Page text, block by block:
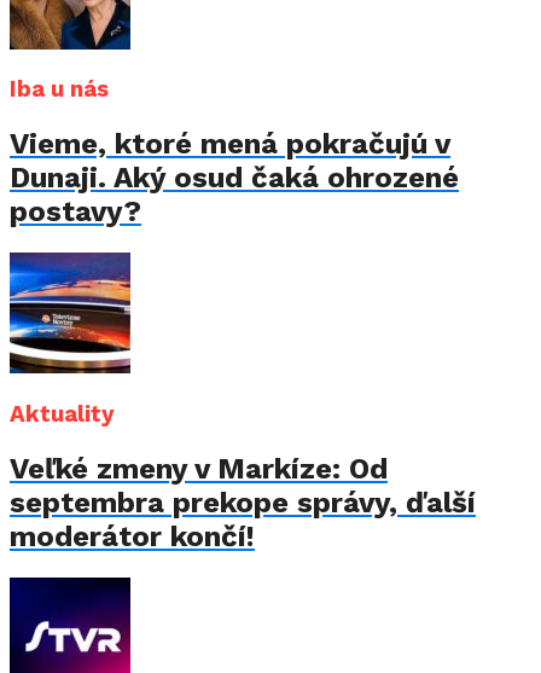
Iba u nás
Vieme, ktoré mená pokračujú v
Dunaji. Aký osud čaká ohrozené
postavy?
Aktuality
Veľké zmeny v Markíze: Od
septembra prekope správy, ďalší
moderátor končí!